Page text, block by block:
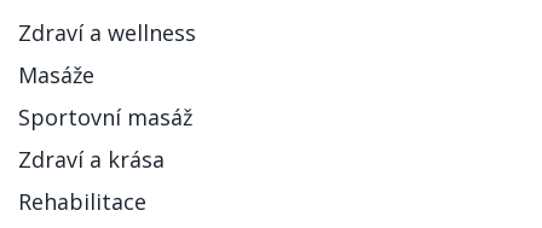
Zdraví a wellness
Masáže
Sportovní masáž
Zdraví a krása
Rehabilitace